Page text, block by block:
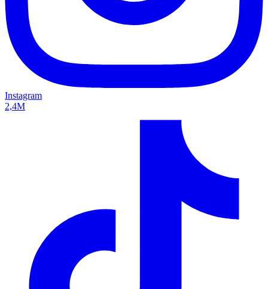
Instagram
2,4M